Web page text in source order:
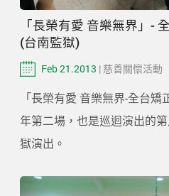
「長榮有愛 音樂無界」-
(台南監獄)
Feb 21.2013 | 慈善關懷活動
「長榮有愛 音樂無界-全台
年第二場，也是巡迴演出的
獄演出。